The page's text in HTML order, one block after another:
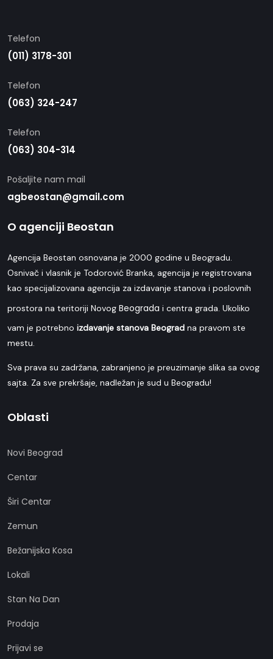
Telefon
(011) 3178-301
Telefon
(063) 324-247
Telefon
(063) 304-314
Pošaljite nam mail
agbeostan@gmail.com
O agenciji Beostan
Agencija Beostan osnovana je 2000 godine u Beogradu.
Osnivač i vlasnik je Todorović Branka, agencija je registrovana
kao specijalizovana agencija za izdavanje stanova i poslovnih
prostora na teritoriji Novog Beograda i centra grada. Ukoliko
vam je potrebno izdavanje stanova Beograd na pravom ste
mestu.
Sva prava su zadržana, zabranjeno je preuzimanje slika sa ovog
sajta. Za sve prekršaje, nadležan je sud u Beogradu!
Oblasti
Novi Beograd
Centar
Širi Centar
Zemun
Bežanijska Kosa
Lokali
Stan Na Dan
Prodaja
Prijavi se